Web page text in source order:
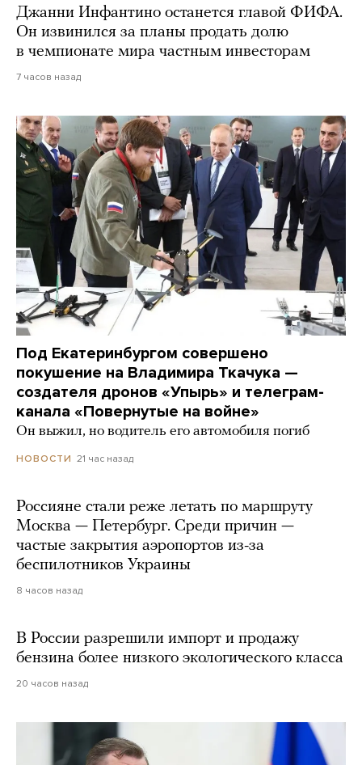
Джанни Инфантино останется главой ФИФА.
Он извинился за планы продать долю
в чемпионате мира частным инвесторам
7 часов назад
Под Екатеринбургом совершено
покушение на Владимира Ткачука —
создателя дронов «Упырь» и телеграм-
канала «Повернутые на войне»
Он выжил, но водитель его автомобиля погиб
НОВОСТИ 21 час назад
Россияне стали реже летать по маршруту
Москва — Петербург. Среди причин —
частые закрытия аэропортов из-за
беспилотников Украины
8 часов назад
В России разрешили импорт и продажу
бензина более низкого экологического класса
20 часов назад